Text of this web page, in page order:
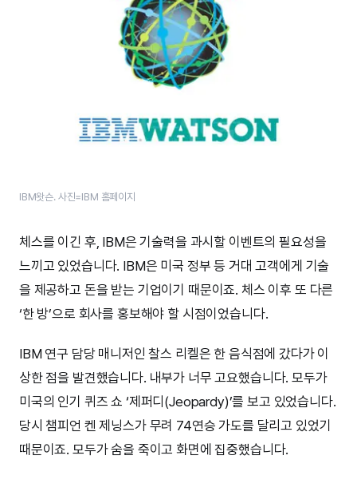
IBM왓슨. 사진=IBM 홈페이지
체스를 이긴 후, IBM은 기술력을 과시할 이벤트의 필요성을
느끼고 있었습니다. IBM은 미국 정부 등 거대 고객에게 기술
을 제공하고 돈을 받는 기업이기 때문이죠. 체스 이후 또 다른
‘한 방’으로 회사를 홍보해야 할 시점이었습니다.
IBM 연구 담당 매니저인 찰스 리켈은 한 음식점에 갔다가 이
상한 점을 발견했습니다. 내부가 너무 고요했습니다. 모두가
미국의 인기 퀴즈 쇼 ‘제퍼디(Jeopardy)’를 보고 있었습니다.
당시 챔피언 켄 제닝스가 무려 74연승 가도를 달리고 있었기
때문이죠. 모두가 숨을 죽이고 화면에 집중했습니다.